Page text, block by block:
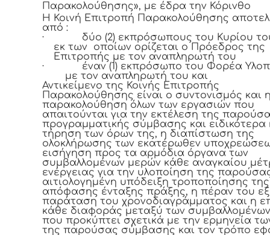
Παρακολούθησης», με έδρα την Κόρινθο
Η Κοινή Επιτροπή Παρακολούθησης
από :
·
δύο (2) εκπρόσωπους του Κυρίου
εκ των οποίων ορίζεται ο Πρόεδρος της
Επιτροπής με τον αναπληρωτή του
·
έναν (1) εκπρόσωπο του Φορέα
με τον αναπληρωτή του και
Αντικείμενο της Κοινής Επιτροπής
Παρακολούθησης είναι ο συντονισμός και
παρακολούθηση όλων των εργασιών που
απαιτούνται για την εκτέλεση της
προγραμματικής σύμβασης και ειδικότερα
τήρηση των όρων της, η διαπίστωση της
ολοκλήρωσης των εκατέρωθεν
εισήγηση προς τα αρμόδια όργανα των
συμβαλλομένων μερών κάθε αναγκαίου
ενέργειας για την υλοποίηση της
αιτιολογημένη υπόδειξη τροποποίησης της
απόφασης ένταξης πράξης, η πέραν του
παράταση του χρονοδιαγράμματος και η
κάθε διαφοράς μεταξύ των
που προκύπτει σχετικά με την ερμηνεία
της παρούσας σύμβασης και τον τρόπο